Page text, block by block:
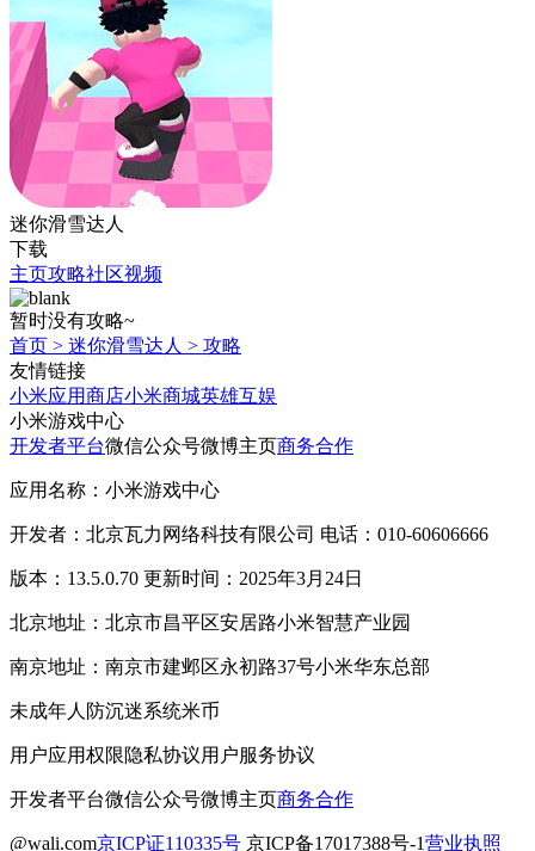
迷你滑雪达人
下载
主页攻略社区视频
暂时没有攻略~
首页 > 迷你滑雪达人 > 攻略
友情链接
小米应用商店小米商城英雄互娱
小米游戏中心
开发者平台微信公众号微博主页商务合作
应用名称：小米游戏中心
开发者：北京瓦力网络科技有限公司 电话：010-60606666
版本：13.5.0.70 更新时间：2025年3月24日
北京地址：北京市昌平区安居路小米智慧产业园
南京地址：南京市建邺区永初路37号小米华东总部
未成年人防沉迷系统米币
用户应用权限隐私协议用户服务协议
开发者平台微信公众号微博主页商务合作
@wali.com京ICP证110335号 京ICP备17017388号-1营业执照